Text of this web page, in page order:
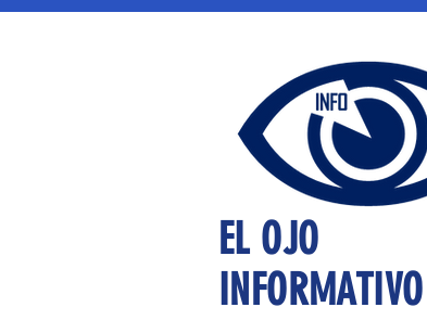
EL OJO
INFORMATIVO